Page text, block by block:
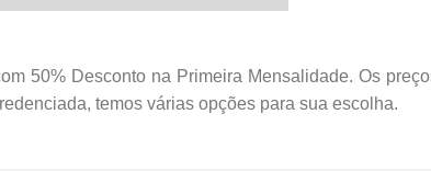
50% Desconto na Primeira Mensalidade. Os
temos várias opções para sua escolha.